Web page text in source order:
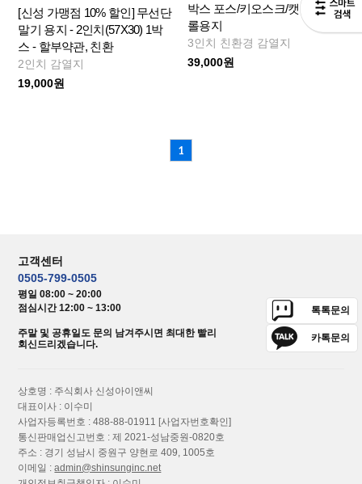
[신성 가맹점 10% 할인] 무선단
말기 용지 - 2인치(57X30) 1박
스 - 할부약관, 친환
2인치 감열지
19,000원
박스 포스/키오스크/캣단말기
롤용지
3인치 친환경 감열지
39,000원
1
고객센터
0505-799-0505
평일 08:00 ~ 20:00
점심시간 12:00 ~ 13:00
주말 및 공휴일도 문의 남겨주시면 최대한 빨리
회신드리겠습니다.
톡톡문의
카톡문의
상호명 : 주식회사 신성아이앤씨
대표이사 : 이수미
사업자등록번호 : 488-88-01911 [사업자번호확인]
통신판매업신고번호 : 제 2021-성남중원-0820호
주소 : 경기 성남시 중원구 양현로 409, 1005호
이메일 :admin@shinsunginc.net